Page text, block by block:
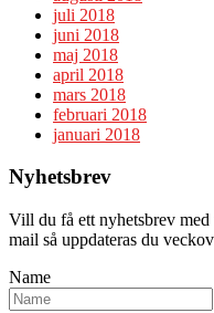
juli 2018
juni 2018
maj 2018
april 2018
mars 2018
februari 2018
januari 2018
Nyhetsbrev
Vill du få ett nyhetsbrev
mail så uppdateras du
Name